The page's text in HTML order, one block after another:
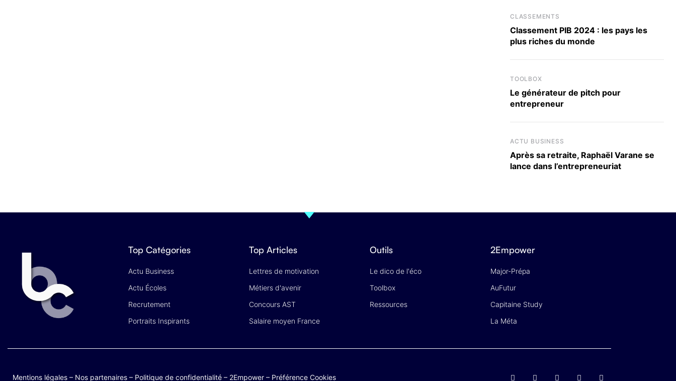
CLASSEMENTS
Classement PIB 2024 : les pays les
plus riches du monde
TOOLBOX
Le générateur de pitch pour
entrepreneur
ACTU BUSINESS
Après sa retraite, Raphaël Varane se
lance dans l’entrepreneuriat
Top Catégories
Actu Business
Actu Écoles
Recrutement
Portraits Inspirants
Top Articles
Lettres de motivation
Métiers d'avenir
Concours AST
Salaire moyen France
Outils
Le dico de l'éco
Toolbox
Ressources
2Empower
Major-Prépa
AuFutur
Capitaine Study
La Méta
Mentions légales – Nos partenaires – Politique de confidentialité – 2Empower – Préférence Cookies